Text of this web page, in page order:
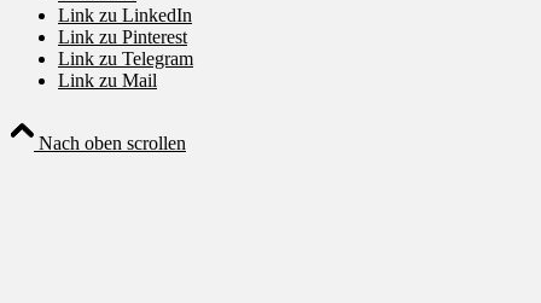
Link zu LinkedIn
Link zu Pinterest
Link zu Telegram
Link zu Mail
Nach oben scrollen